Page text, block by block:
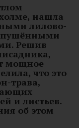
нашла
лилово-
Решив
мощное
что это
трава,
и листьев.
об этом